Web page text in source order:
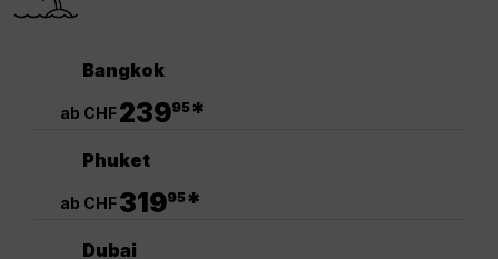
Bangkok
ab CHF23995*
Phuket
ab CHF31995*
Dubai